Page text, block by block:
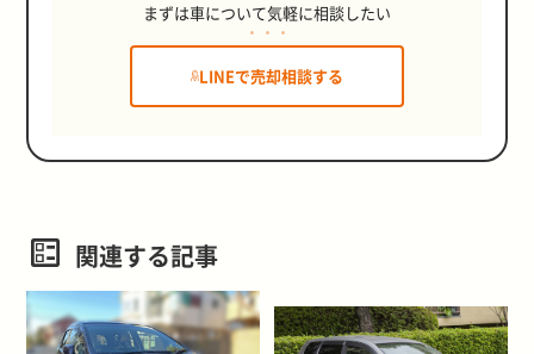
まずは車について気軽に相談したい
LINEで売却相談する
関連する記事